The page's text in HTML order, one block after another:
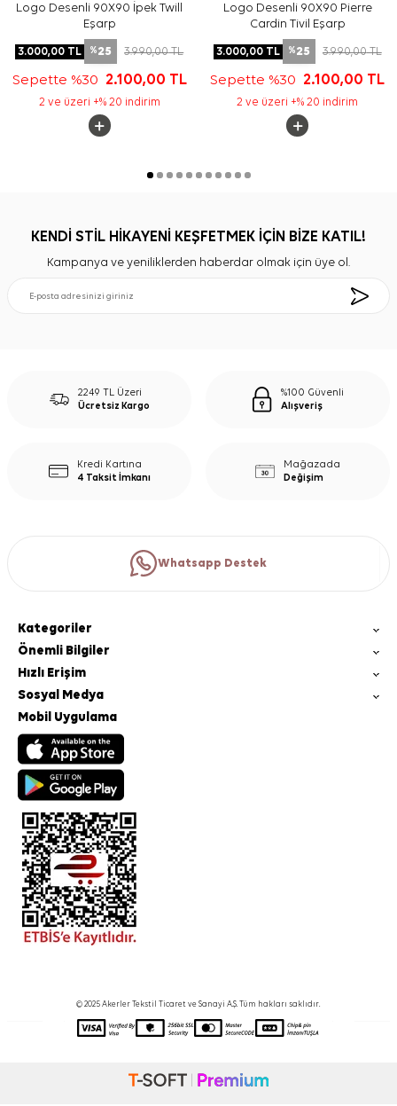
Logo Desenli 90X90 İpek Twill
Eşarp
3.000,00 TL %25 3.990,00TL
Sepette %30 2.100,00 TL
2 ve üzeri +% 20 indirim
Logo Desenli 90X90 Pierre
Cardin Tivil Eşarp
3.000,00TL %25 3.990,00TL
Sepette %30 2.100,00 TL
2 ve üzeri +% 20 indirim
KENDİ STİL HİKAYENİ KEŞFETMEK İÇİN BİZE KATIL!
Kampanya ve yeniliklerden haberdar olmak için üye ol.
2249 TL Üzeri
Ücretsiz Kargo
%100 Güvenli
Alışveriş
Kredi Kartına
4 Taksit İmkanı
Mağazada
Değişim
Whatsapp Destek
Kategoriler
Önemli Bilgiler
Hızlı Erişim
Sosyal Medya
Mobil Uygulama
© 2025 Akerler Tekstil Ticaret ve Sanayi A.Ş. Tüm hakları saklıdır.